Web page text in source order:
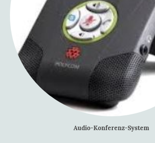
Audio-Konferenz-System